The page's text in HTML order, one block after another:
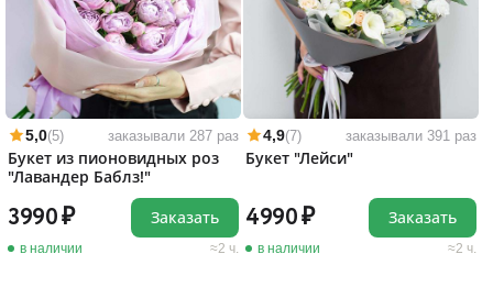
5,0(5) заказывали 287 раз
Букет из пионовидных роз
"Лавандер Баблз!"
3990
в наличии 2 ч.
Заказать
4,9(7) заказывали 391 раз
Букет "Лейси"
4990
в наличии 2 ч.
Заказать